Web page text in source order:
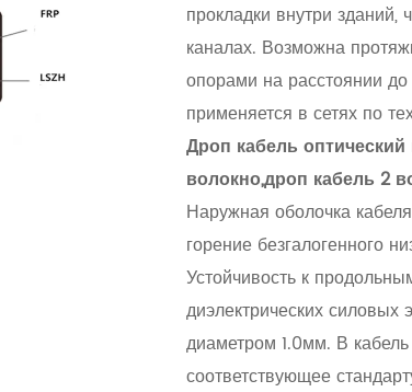
прокладки внутри
каналах. Возможна
опорами на расстоянии
применяется в сетях по
Дроп кабель
волокно,дроп кабель 2
Наружная оболочка
горение безгалогенного
Устойчивость к
диэлектрических
диаметром 1.0мм. В
соответствующее